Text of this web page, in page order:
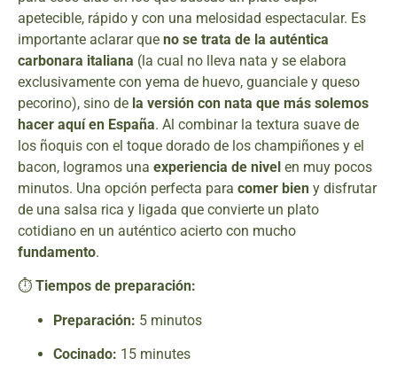
apetecible, rápido y con una melosidad espectacular. Es
importante aclarar que no se trata de la auténtica
carbonara italiana (la cual no lleva nata y se elabora
exclusivamente con yema de huevo, guanciale y queso
pecorino), sino de la versión con nata que más solemos
hacer aquí en España. Al combinar la textura suave de
los ñoquis con el toque dorado de los champiñones y el
bacon, logramos una experiencia de nivel en muy pocos
minutos. Una opción perfecta para comer bien y disfrutar
de una salsa rica y ligada que convierte un plato
cotidiano en un auténtico acierto con mucho
fundamento.
⏱️ Tiempos de preparación:
Preparación: 5 minutos
Cocinado: 15 minutes